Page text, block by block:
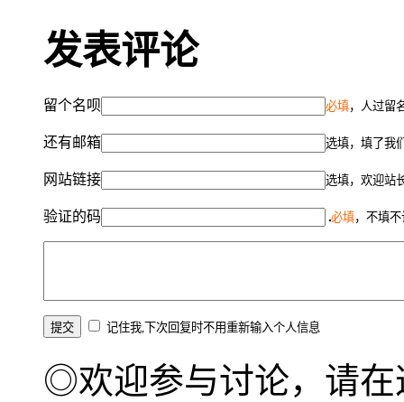
发表评论
留个名呗 必填，人过留
还有邮箱 选填，填了我
网站链接 选填，欢迎站
验证的码 必填，不填
记住我,下次回复时不用重新输入个人信息
◎欢迎参与讨论，请在